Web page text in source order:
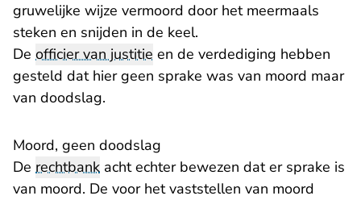
gruwelijke wijze vermoord door het meermaals
steken en snijden in de keel.
De officier van justitie en de verdediging hebben
gesteld dat hier geen sprake was van moord maar
van doodslag.
Moord, geen doodslag
De rechtbank acht echter bewezen dat er sprake is
van moord. De voor het vaststellen van moord